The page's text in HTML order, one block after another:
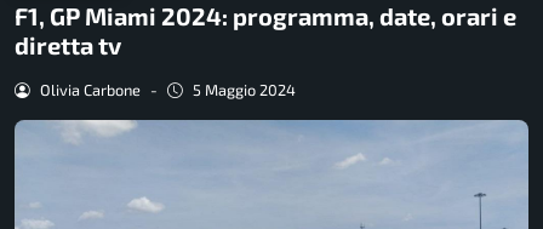
F1, GP Miami 2024: programma, date, orari e
diretta tv
Olivia Carbone - 5 Maggio 2024